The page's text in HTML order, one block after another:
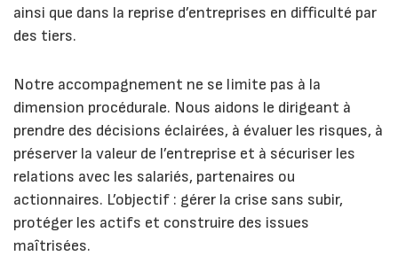
ainsi que dans la reprise d’entreprises en difficulté par
des tiers.
Notre accompagnement ne se limite pas à la
dimension procédurale. Nous aidons le dirigeant à
prendre des décisions éclairées, à évaluer les risques, à
préserver la valeur de l’entreprise et à sécuriser les
relations avec les salariés, partenaires ou
actionnaires. L’objectif : gérer la crise sans subir,
protéger les actifs et construire des issues
maîtrisées.